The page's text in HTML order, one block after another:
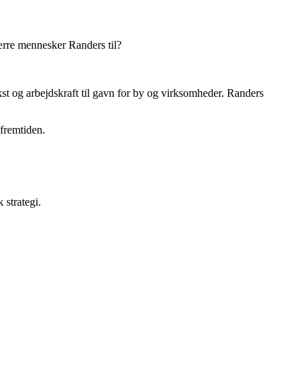
mennesker Randers til?
og arbejdskraft til gavn for by og virksomheder. Randers
strategi.